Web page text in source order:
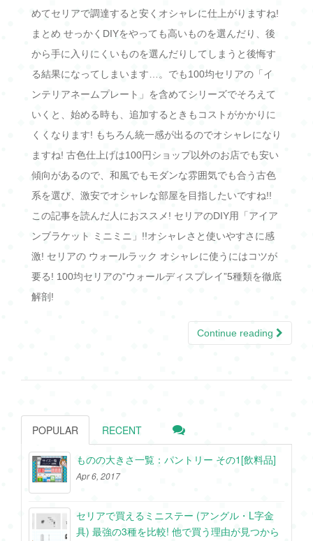
めてセリアで調達すると安くオシャレに仕上がりますね!
まとめ せっかくDIYをやっても高いものを選んだり、後
から手に入りにくいものを選んだりしてしまうと後悔す
る結果になってしまいます…。でも100均セリアの「イ
ンテリアネームプレート」を含めてシリーズでそろえて
いくと、始める時も、追加するときもコストがかかりに
くくなります! もちろん統一感が出るのでオシャレになり
ますね! 古色仕上げは100円ショップ以外のお店でも安い
傾向があるので、和風でもモダンな雰囲気でも合う古色
系を選び、激安でオシャレな部屋を目指したいですね!!
この記事を読んだ人におススメ! セリアのDIY用「アイア
ンブラケット ミニミニ」!!オシャレさと使いやすさに感
激! セリアの ウォールラック オシャレに使うにはコツが
要る! 100均セリアの”ウォールディスプレイ”5種類を徹底
解剖!
Continue reading
POPULAR RECENT
ものの大きさ一覧：パントリー その1[飲料品]
Apr 6, 2017
セリアで買えるミニステー (アングル・L字金
具) 最強の3種を比較! 他で買う理由が見つから